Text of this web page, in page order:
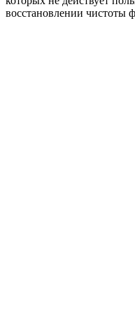
восстановлении чистоты